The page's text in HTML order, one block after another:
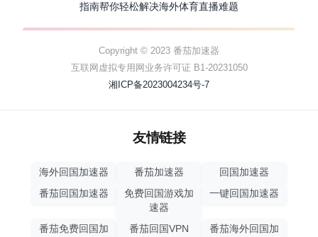
指南帮你轻松解决海外体育直播难题
Copyright © 2023 番茄加速器
互联网虚拟专用网业务许可证 B1-20231050
湘ICP备2023004234号-7
友情链接
海外回国加速器 番茄加速器
回国加速器
番茄回国加速器
免费回国游戏加
速器
一键回国加速器
番茄免费回国加
番茄回国VPN
番茄海外回国加